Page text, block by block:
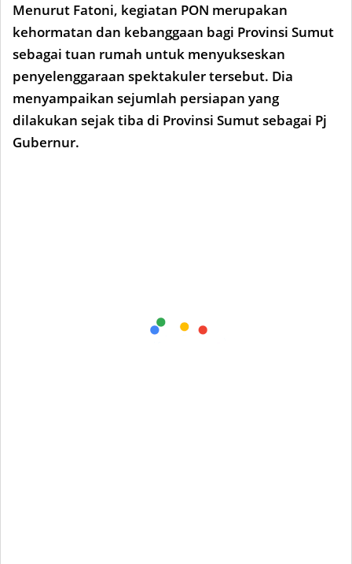
Menurut Fatoni, kegiatan PON merupakan
kehormatan dan kebanggaan bagi Provinsi Sumut
sebagai tuan rumah untuk menyukseskan
penyelenggaraan spektakuler tersebut. Dia
menyampaikan sejumlah persiapan yang
dilakukan sejak tiba di Provinsi Sumut sebagai Pj
Gubernur.